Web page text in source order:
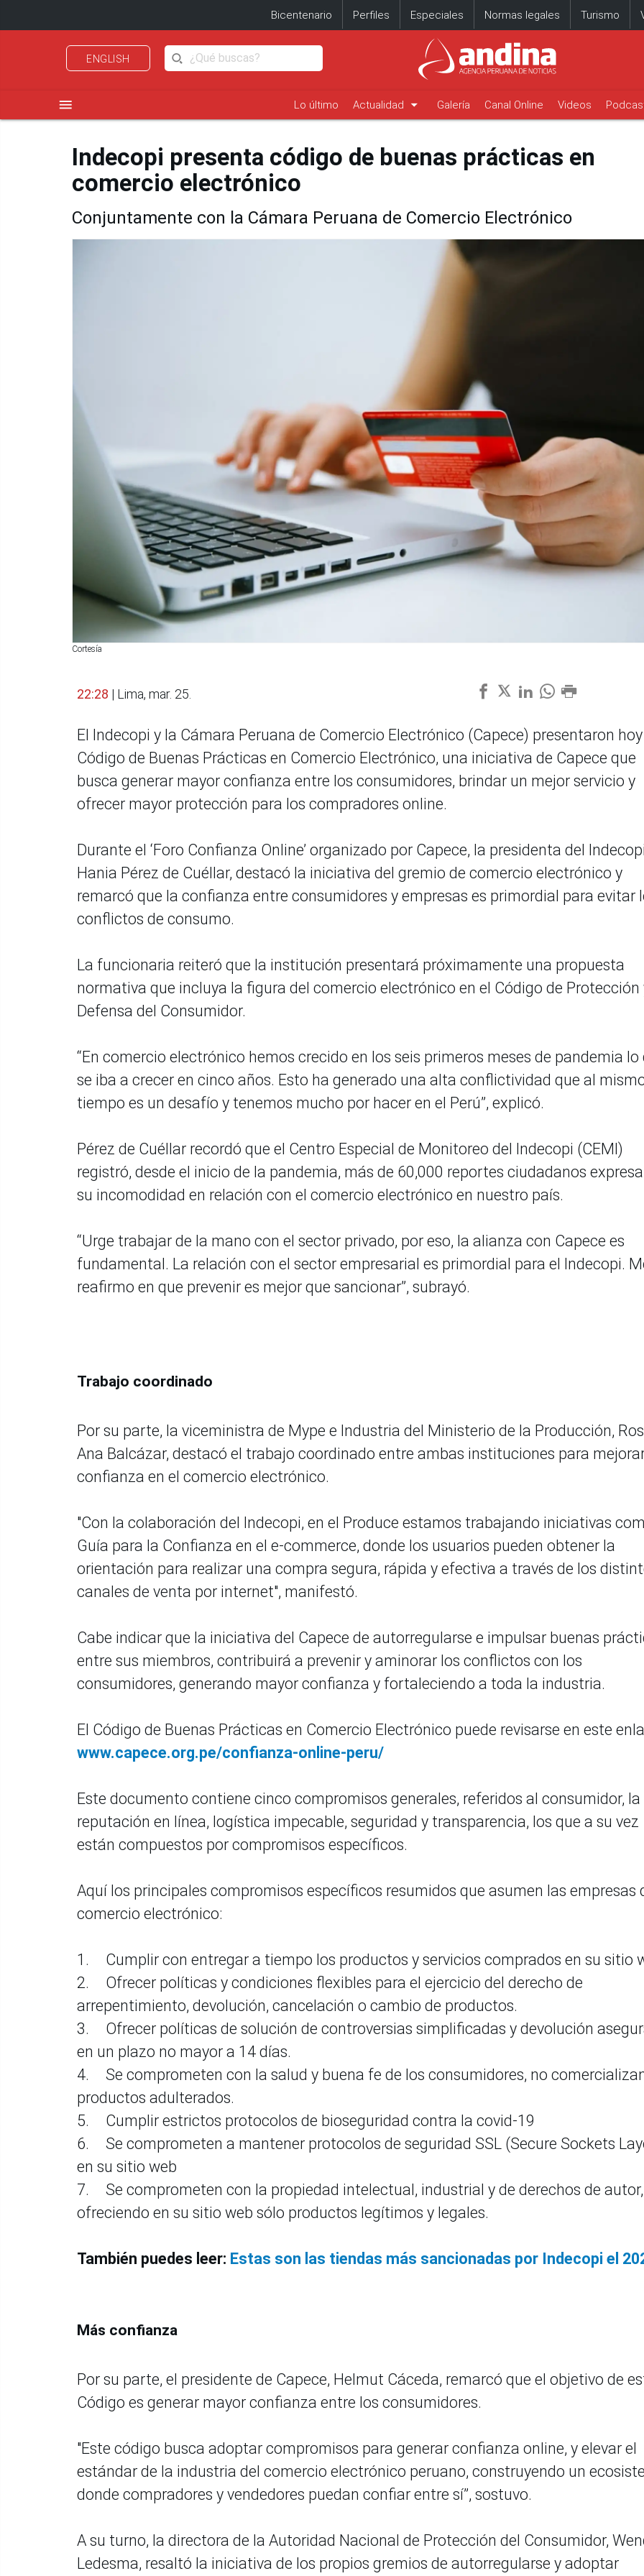
Bicentenario Perfiles Especiales Normas legales Turismo
ENGLISH
menu Lo último Actualidad arrow_drop_down Galería Canal Online Videos
Indecopi presenta código de buenas prácticas en
comercio electrónico
Conjuntamente con la Cámara Peruana de Comercio Electrónico
Cortesía
22:28 | Lima, mar. 25.
El Indecopi y la Cámara Peruana de Comercio Electrónico (Capece) presentaron hoy
Código de Buenas Prácticas en Comercio Electrónico, una iniciativa de Capece que
busca generar mayor confianza entre los consumidores, brindar un mejor servicio y
ofrecer mayor protección para los compradores online.
Durante el ‘Foro Confianza Online’ organizado por Capece, la presidenta del
Hania Pérez de Cuéllar, destacó la iniciativa del gremio de comercio electrónico y
remarcó que la confianza entre consumidores y empresas es primordial para evitar
conflictos de consumo.
La funcionaria reiteró que la institución presentará próximamente una propuesta
normativa que incluya la figura del comercio electrónico en el Código de Protección
Defensa del Consumidor.
“En comercio electrónico hemos crecido en los seis primeros meses de pandemia lo
se iba a crecer en cinco años. Esto ha generado una alta conflictividad que al
tiempo es un desafío y tenemos mucho por hacer en el Perú”, explicó.
Pérez de Cuéllar recordó que el Centro Especial de Monitoreo del Indecopi (CEMI)
registró, desde el inicio de la pandemia, más de 60,000 reportes ciudadanos
su incomodidad en relación con el comercio electrónico en nuestro país.
“Urge trabajar de la mano con el sector privado, por eso, la alianza con Capece es
fundamental. La relación con el sector empresarial es primordial para el Indecopi.
reafirmo en que prevenir es mejor que sancionar”, subrayó.
Trabajo coordinado
Por su parte, la viceministra de Mype e Industria del Ministerio de la Producción,
Ana Balcázar, destacó el trabajo coordinado entre ambas instituciones para
confianza en el comercio electrónico.
"Con la colaboración del Indecopi, en el Produce estamos trabajando iniciativas
Guía para la Confianza en el e-commerce, donde los usuarios pueden obtener la
orientación para realizar una compra segura, rápida y efectiva a través de los
canales de venta por internet", manifestó.
Cabe indicar que la iniciativa del Capece de autorregularse e impulsar buenas
entre sus miembros, contribuirá a prevenir y aminorar los conflictos con los
consumidores, generando mayor confianza y fortaleciendo a toda la industria.
El Código de Buenas Prácticas en Comercio Electrónico puede revisarse en este
www.capece.org.pe/confianza-online-peru/
Este documento contiene cinco compromisos generales, referidos al consumidor, la
reputación en línea, logística impecable, seguridad y transparencia, los que a su vez
están compuestos por compromisos específicos.
Aquí los principales compromisos específicos resumidos que asumen las empresas
comercio electrónico:
1.
Cumplir con entregar a tiempo los productos y servicios comprados en su sitio
2.
Ofrecer políticas y condiciones flexibles para el ejercicio del derecho de
arrepentimiento, devolución, cancelación o cambio de productos.
3.
Ofrecer políticas de solución de controversias simplificadas y devolución
en un plazo no mayor a 14 días.
4.
Se comprometen con la salud y buena fe de los consumidores, no
productos adulterados.
5.
Cumplir estrictos protocolos de bioseguridad contra la covid-19
6.
Se comprometen a mantener protocolos de seguridad SSL (Secure Sockets
en su sitio web
7.
Se comprometen con la propiedad intelectual, industrial y de derechos de autor,
ofreciendo en su sitio web sólo productos legítimos y legales.
También puedes leer: Estas son las tiendas más sancionadas por Indecopi el
Más confianza
Por su parte, el presidente de Capece, Helmut Cáceda, remarcó que el objetivo de
Código es generar mayor confianza entre los consumidores.
"Este código busca adoptar compromisos para generar confianza online, y elevar el
estándar de la industria del comercio electrónico peruano, construyendo un
donde compradores y vendedores puedan confiar entre sí”, sostuvo.
A su turno, la directora de la Autoridad Nacional de Protección del Consumidor,
Ledesma, resaltó la iniciativa de los propios gremios de autorregularse y adoptar